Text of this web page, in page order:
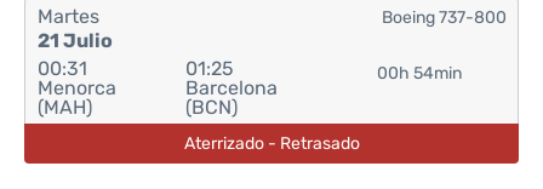
Martes
21 Julio
00:31
Menorca
(MAH)
01:25
Barcelona
(BCN)
00h 54min
Boeing 737-800
Aterrizado - Retrasado